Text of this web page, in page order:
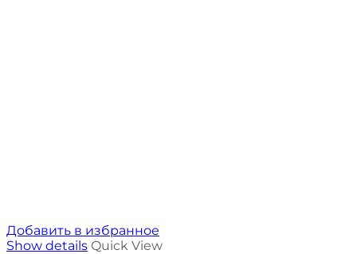
Добавить в избранное
Show details Quick View